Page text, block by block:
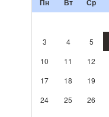
Пн Вт Ср
3
4 5
10
11 12
17
18 19
24
25 26